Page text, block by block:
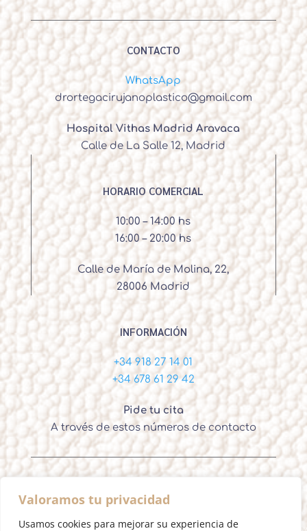
Valoramos tu privacidad
Usamos cookies para mejorar su experiencia de
CONTACTO
WhatsApp
drortegacirujanoplastico@gmail.com
Hospital Vithas Madrid Aravaca
Calle de La Salle 12, Madrid
HORARIO COMERCIAL
10:00 – 14:00 hs
16:00 – 20:00 hs
Calle de María de Molina, 22,
28006 Madrid
INFORMACIÓN
+34 918 27 14 01
+34 678 61 29 42
Pide tu cita
A través de estos números de contacto